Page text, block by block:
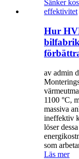
Hur
av admin
1100 °C,
massiva
ineffektiv
löser
som
Läs mer